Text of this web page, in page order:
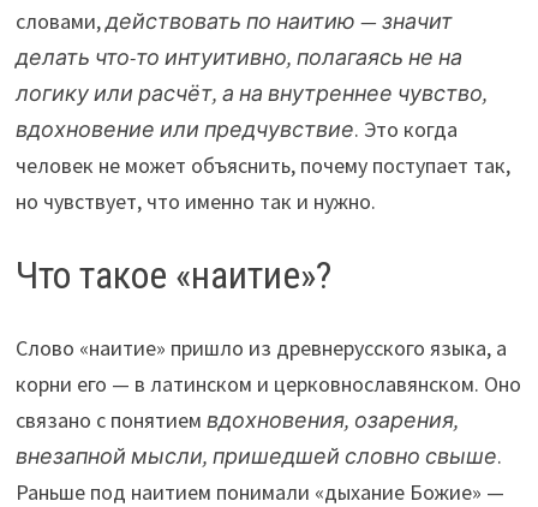
словами,действовать по наитию — значит
делать что-то интуитивно, полагаясь не на
логику или расчёт, а на внутреннее чувство,
вдохновение или предчувствие. Это когда
человек не может объяснить, почему поступает так,
но чувствует, что именно так и нужно.
Что такое «наитие»?
Слово «наитие» пришло из древнерусского языка, а
корни его — в латинском и церковнославянском. Оно
связано с понятием вдохновения, озарения,
внезапной мысли, пришедшей словно свыше.
Раньше под наитием понимали «дыхание Божие» —